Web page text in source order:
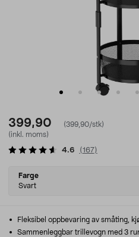
399,90
(399,90/stk)
(inkl. moms)
4.6 (167)
Select
variant
Farge
Svart
Fleksibel oppbevaring av småting,
Sammenleggbar trillevogn med 3